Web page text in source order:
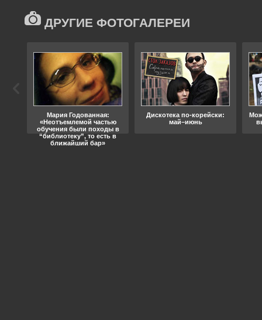
ДРУГИЕ ФОТОГАЛЕРЕИ
Мария Годованная:
«Неотъемлемой частью
обучения были походы в
“библиотеку”, то есть в
ближайший бар»
Дискотека по-корейски:
май–июнь